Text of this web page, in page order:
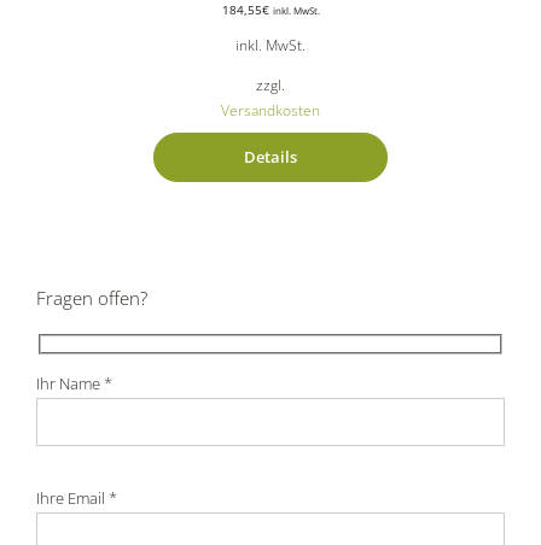
184,55€ inkl. MwSt.
inkl. MwSt.
zzgl.
Versandkosten
Details
Fragen offen?
Ihr Name *
Ihre Email *